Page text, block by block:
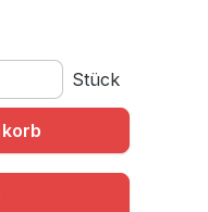
Wert ein
Stück